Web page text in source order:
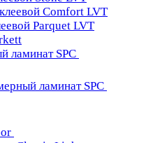
Comfort LVT
Parquet LVT
ламинат SPC
ламинат SPC